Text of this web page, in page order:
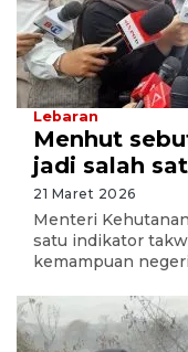
Lebaran
Menhut
jadi salah
21 Maret 2026
Menteri
satu indikator
kemampuan negeri